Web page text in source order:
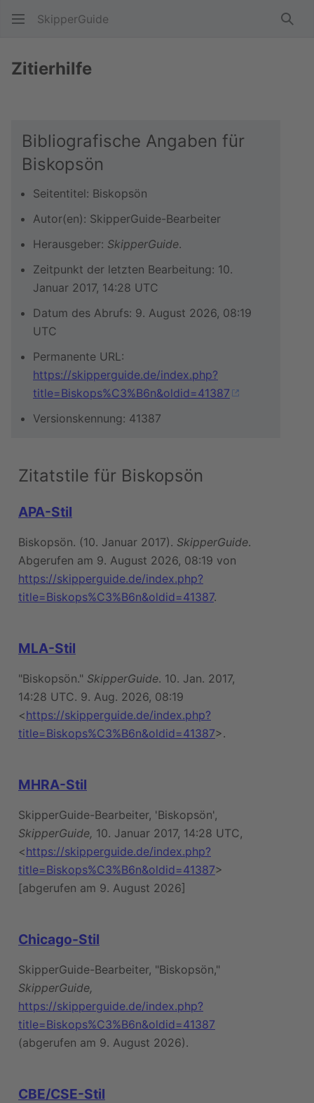
SkipperGuide
Zitierhilfe
Bibliografische Angaben für
Biskopsön
Seitentitel: Biskopsön
Autor(en): SkipperGuide-Bearbeiter
Herausgeber: SkipperGuide.
Zeitpunkt der letzten Bearbeitung: 10.
Januar 2017, 14:28 UTC
Datum des Abrufs: 9. August 2026, 08:19
UTC
Permanente URL:
https://skipperguide.de/index.php?
title=Biskops%C3%B6n&oldid=41387
Versionskennung: 41387
Zitatstile für Biskopsön
APA-Stil
Biskopsön. (10. Januar 2017). SkipperGuide.
Abgerufen am 9. August 2026, 08:19 von
https://skipperguide.de/index.php?
title=Biskops%C3%B6n&oldid=41387.
MLA-Stil
"Biskopsön." SkipperGuide. 10. Jan. 2017,
14:28 UTC. 9. Aug. 2026, 08:19
<https://skipperguide.de/index.php?
title=Biskops%C3%B6n&oldid=41387>.
MHRA-Stil
SkipperGuide-Bearbeiter, 'Biskopsön',
SkipperGuide, 10. Januar 2017, 14:28 UTC,
<https://skipperguide.de/index.php?
title=Biskops%C3%B6n&oldid=41387>
[abgerufen am 9. August 2026]
Chicago-Stil
SkipperGuide-Bearbeiter, "Biskopsön,"
SkipperGuide,
https://skipperguide.de/index.php?
title=Biskops%C3%B6n&oldid=41387
(abgerufen am 9. August 2026).
CBE/CSE-Stil